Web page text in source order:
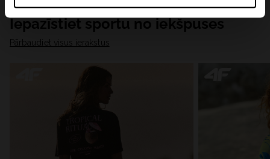
( piem. socialos tīklus). Detalizētu informāciju var atrast
mūsu Privātuma politikā un sadaļā "Detaļas".
Iepazīstiet sportu no iekšpuses
Pārbaudiet visus ierakstus